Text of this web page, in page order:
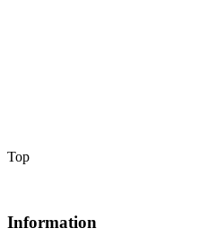
Top
Information